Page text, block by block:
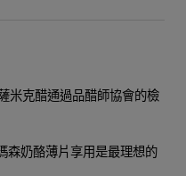
米克醋通過品醋師協會的檢
森奶酪薄片享用是最理想的